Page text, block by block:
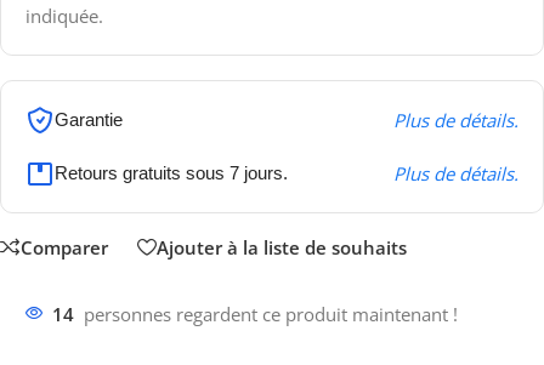
indiquée.
Garantie Plus de détails.
Retours gratuits sous 7 jours. Plus de détails.
Comparer Ajouter à la liste de souhaits
14 personnes regardent ce produit maintenant !